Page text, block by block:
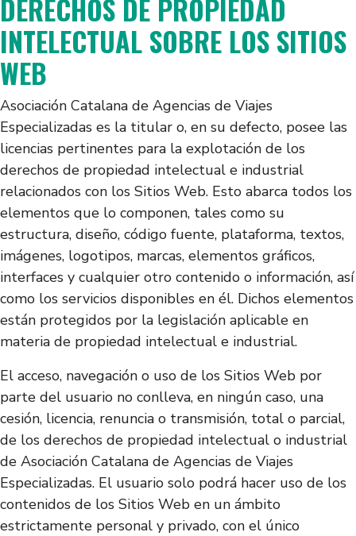
DERECHOS DE PROPIEDAD
INTELECTUAL SOBRE LOS SITIOS
WEB
Asociación Catalana de Agencias de Viajes
Especializadas es la titular o, en su defecto, posee las
licencias pertinentes para la explotación de los
derechos de propiedad intelectual e industrial
relacionados con los Sitios Web. Esto abarca todos los
elementos que lo componen, tales como su
estructura, diseño, código fuente, plataforma, textos,
imágenes, logotipos, marcas, elementos gráficos,
interfaces y cualquier otro contenido o información, así
como los servicios disponibles en él. Dichos elementos
están protegidos por la legislación aplicable en
materia de propiedad intelectual e industrial.
El acceso, navegación o uso de los Sitios Web por
parte del usuario no conlleva, en ningún caso, una
cesión, licencia, renuncia o transmisión, total o parcial,
de los derechos de propiedad intelectual o industrial
de Asociación Catalana de Agencias de Viajes
Especializadas. El usuario solo podrá hacer uso de los
contenidos de los Sitios Web en un ámbito
estrictamente personal y privado, con el único